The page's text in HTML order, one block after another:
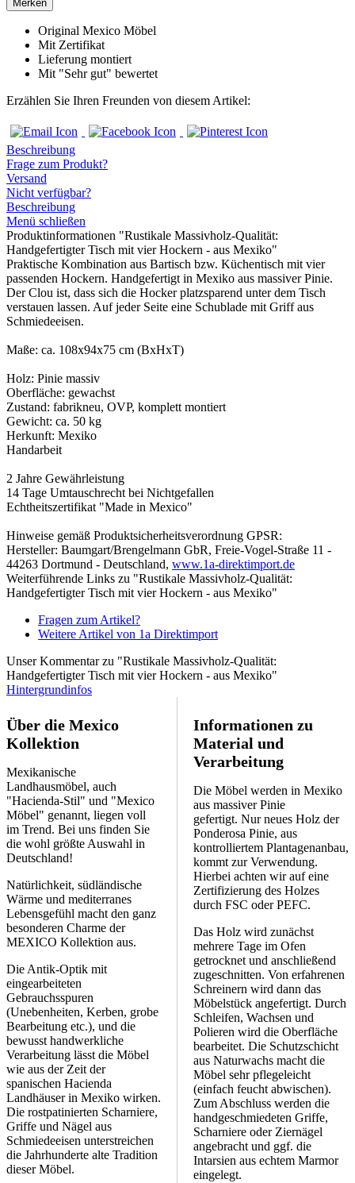
Merken
Original Mexico Möbel
Mit Zertifikat
Lieferung montiert
Mit "Sehr gut" bewertet
Erzählen Sie Ihren Freunden von diesem Artikel:
Beschreibung
Frage zum Produkt?
Versand
Nicht verfügbar?
Beschreibung
Menü schließen
Produktinformationen "Rustikale Massivholz-Qualität:
Handgefertigter Tisch mit vier Hockern - aus Mexiko"
Praktische Kombination aus Bartisch bzw. Küchentisch mit vier
passenden Hockern. Handgefertigt in Mexiko aus massiver Pinie.
Der Clou ist, dass sich die Hocker platzsparend unter dem Tisch
verstauen lassen. Auf jeder Seite eine Schublade mit Griff aus
Schmiedeeisen.
Maße: ca. 108x94x75 cm (BxHxT)
Holz: Pinie massiv
Oberfläche: gewachst
Zustand: fabrikneu, OVP, komplett montiert
Gewicht: ca. 50 kg
Herkunft: Mexiko
Handarbeit
2 Jahre Gewährleistung
14 Tage Umtauschrecht bei Nichtgefallen
Echtheitszertifikat "Made in Mexico"
Hinweise gemäß Produktsicherheitsverordnung GPSR:
Hersteller: Baumgart/Brengelmann GbR, Freie-Vogel-Straße 11 -
44263 Dortmund - Deutschland, www.1a-direktimport.de
Weiterführende Links zu "Rustikale Massivholz-Qualität:
Handgefertigter Tisch mit vier Hockern - aus Mexiko"
Fragen zum Artikel?
Weitere Artikel von 1a Direktimport
Unser Kommentar zu "Rustikale Massivholz-Qualität:
Handgefertigter Tisch mit vier Hockern - aus Mexiko"
Hintergrundinfos
Über die Mexico
Kollektion
Mexikanische
Landhausmöbel, auch
"Hacienda-Stil" und "Mexico
Möbel" genannt, liegen voll
im Trend. Bei uns finden Sie
die wohl größte Auswahl in
Deutschland!
Natürlichkeit, südländische
Wärme und mediterranes
Lebensgefühl macht den ganz
besonderen Charme der
MEXICO Kollektion aus.
Die Antik-Optik mit
eingearbeiteten
Gebrauchsspuren
(Unebenheiten, Kerben, grobe
Bearbeitung etc.), und die
bewusst handwerkliche
Verarbeitung lässt die Möbel
wie aus der Zeit der
spanischen Hacienda
Landhäuser in Mexiko wirken.
Die rostpatinierten Scharniere,
Griffe und Nägel aus
Schmiedeeisen unterstreichen
die Jahrhunderte alte Tradition
dieser Möbel.
Informationen zu
Material und
Verarbeitung
Die Möbel werden in Mexiko
aus massiver Pinie
gefertigt. Nur neues Holz der
Ponderosa Pinie, aus
kontrolliertem Plantagenanbau,
kommt zur Verwendung.
Hierbei achten wir auf eine
Zertifizierung des Holzes
durch FSC oder PEFC.
Das Holz wird zunächst
mehrere Tage im Ofen
getrocknet und anschließend
zugeschnitten. Von erfahrenen
Schreinern wird dann das
Möbelstück angefertigt. Durch
Schleifen, Wachsen und
Polieren wird die Oberfläche
bearbeitet. Die Schutzschicht
aus Naturwachs macht die
Möbel sehr pflegeleicht
(einfach feucht abwischen).
Zum Abschluss werden die
handgeschmiedeten Griffe,
Scharniere oder Ziernägel
angebracht und ggf. die
Intarsien aus echtem Marmor
eingelegt.